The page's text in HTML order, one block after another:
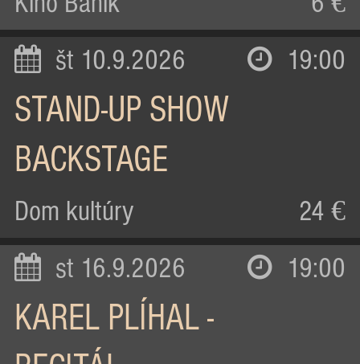
Kino Baník 6 €
št 10.9.2026 19:00
STAND-UP SHOW
BACKSTAGE
Dom kultúry 24 €
st 16.9.2026 19:00
KAREL PLÍHAL -